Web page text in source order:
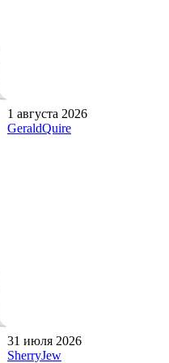
1 августа 2026
GeraldQuire
31 июля 2026
SherryJew